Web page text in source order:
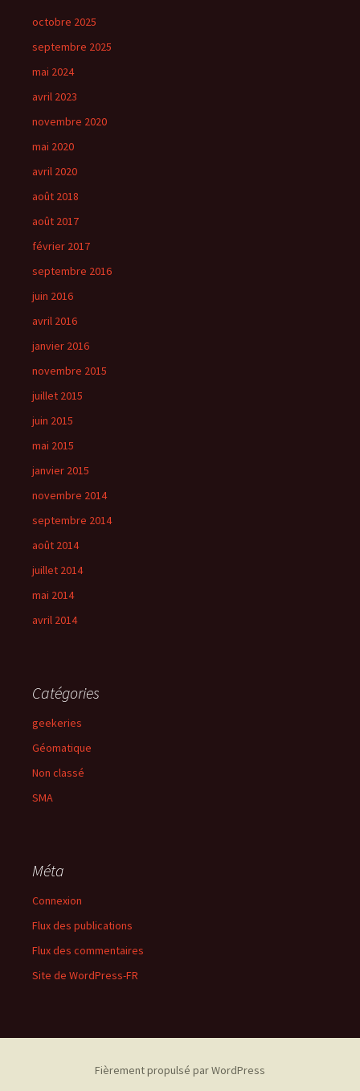
octobre 2025
septembre 2025
mai 2024
avril 2023
novembre 2020
mai 2020
avril 2020
août 2018
août 2017
février 2017
septembre 2016
juin 2016
avril 2016
janvier 2016
novembre 2015
juillet 2015
juin 2015
mai 2015
janvier 2015
novembre 2014
septembre 2014
août 2014
juillet 2014
mai 2014
avril 2014
Catégories
geekeries
Géomatique
Non classé
SMA
Méta
Connexion
Flux des publications
Flux des commentaires
Site de WordPress-FR
Fièrement propulsé par WordPress